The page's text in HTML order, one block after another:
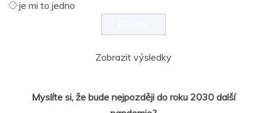
je mi to jedno
Zobrazit výsledky
Myslíte si, že bude nejpozději do roku 2030 další